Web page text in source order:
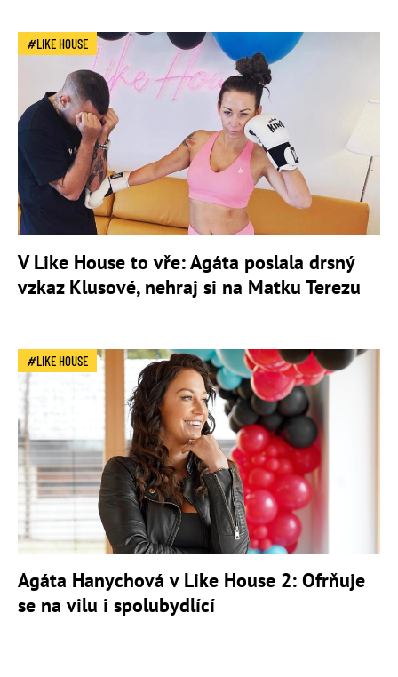
LIKE HOUSE
V Like House to vře: Agáta poslala drsný
vzkaz Klusové, nehraj si na Matku Terezu
LIKE HOUSE
Agáta Hanychová v Like House 2: Ofrňuje
se na vilu i spolubydlící